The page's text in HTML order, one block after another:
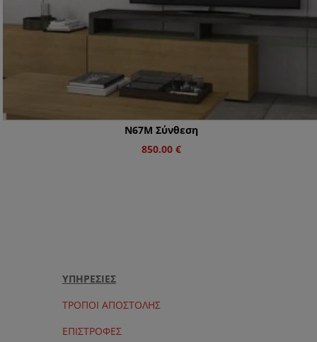
Ν67M Σύνθεση
850.00€
ΥΠΗΡΕΣΙΕΣ
ΤΡΟΠΟΙ ΑΠΟΣΤΟΛΗΣ
ΕΠΙΣΤΡΟΦΕΣ